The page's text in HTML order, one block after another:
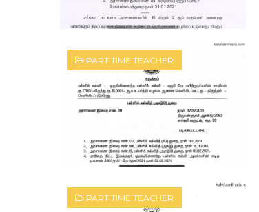
PART TIME TEACHER
PART TIME TEACHER